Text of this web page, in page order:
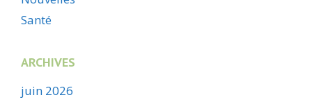
Santé
ARCHIVES
juin 2026